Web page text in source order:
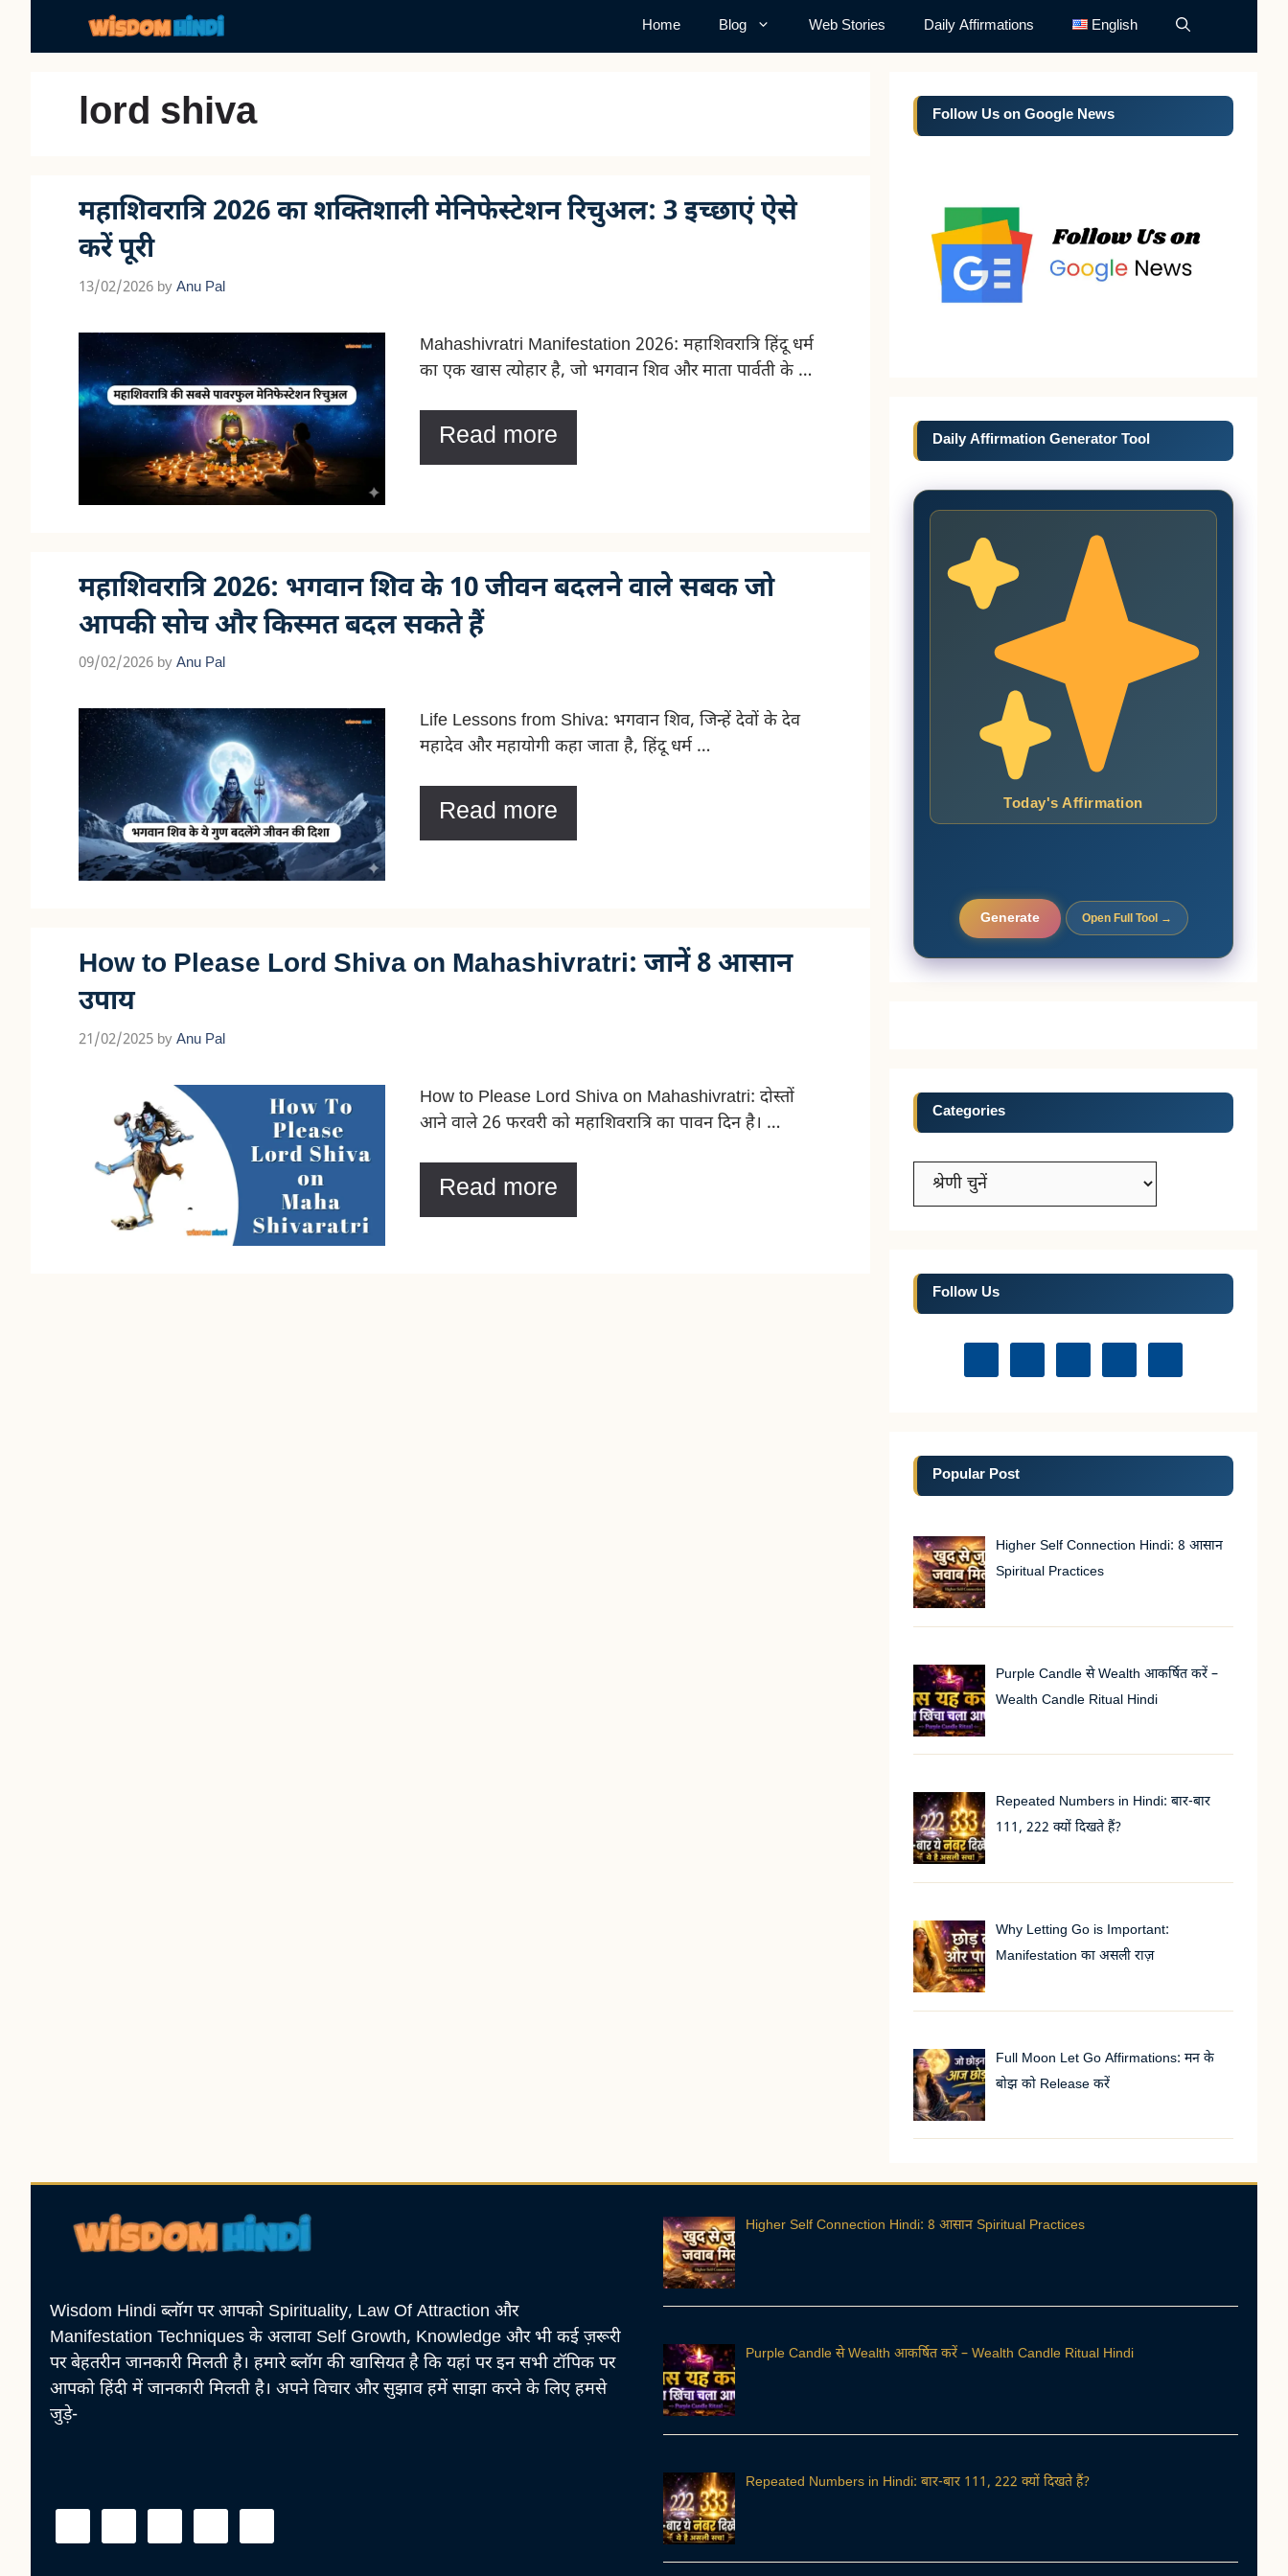
Home Blog Web Stories Daily Affirmations English
lord shiva
महाशिवरात्रि 2026 का शक्तिशाली मेनिफेस्टेशन रिचुअल: 3 इच्छाएं ऐसे
करें पूरी
13/02/2026 by Anu Pal
Mahashivratri Manifestation 2026: महाशिवरात्रि हिंदू धर्म
का एक खास त्योहार है, जो भगवान शिव और माता पार्वती के …
Read more
महाशिवरात्रि 2026: भगवान शिव के 10 जीवन बदलने वाले सबक जो
आपकी सोच और किस्मत बदल सकते हैं
09/02/2026 by Anu Pal
Life Lessons from Shiva: भगवान शिव, जिन्हें देवों के देव
महादेव और महायोगी कहा जाता है, हिंदू धर्म …
Read more
How to Please Lord Shiva on Mahashivratri: जानें 8 आसान
उपाय
21/02/2025 by Anu Pal
How to Please Lord Shiva on Mahashivratri: दोस्तों
आने वाले 26 फरवरी को महाशिवरात्रि का पावन दिन है। …
Read more
Follow Us on Google News
Daily Affirmation Generator Tool
Today's Affirmation
Generate Open Full Tool →
Categories
Categories
Follow Us
Popular Post
Higher Self Connection Hindi: 8 आसान
Spiritual Practices
Purple Candle से Wealth आकर्षित करें –
Wealth Candle Ritual Hindi
Repeated Numbers in Hindi: बार-बार
111, 222 क्यों दिखते हैं?
Why Letting Go is Important:
Manifestation का असली राज़
Full Moon Let Go Affirmations: मन के
बोझ को Release करें
Wisdom Hindi ब्लॉग पर आपको Spirituality, Law Of Attraction और
Manifestation Techniques के अलावा Self Growth, Knowledge और भी कई ज़रूरी
पर बेहतरीन जानकारी मिलती है। हमारे ब्लॉग की खासियत है कि यहां पर इन सभी टॉपिक पर
आपको हिंदी में जानकारी मिलती है। अपने विचार और सुझाव हमें साझा करने के लिए हमसे
जुड़े-
Higher Self Connection Hindi: 8 आसान Spiritual Practices
Purple Candle से Wealth आकर्षित करें – Wealth Candle Ritual Hindi
Repeated Numbers in Hindi: बार-बार 111, 222 क्यों दिखते हैं?